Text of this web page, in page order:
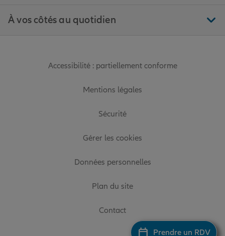
Prendre un RDV
À vos côtés au quotidien
Accessibilité : partiellement conforme
Mentions légales
Sécurité
Gérer les cookies
Données personnelles
Plan du site
Contact